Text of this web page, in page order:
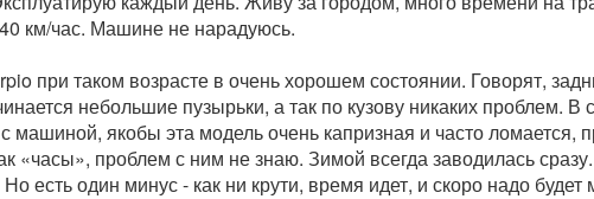
км/час. Машине не нарадуюсь.
при таком возрасте в очень хорошем состоянии. Говорят,
небольшие пузырьки, а так по кузову никаких проблем. В
машиной, якобы эта модель очень капризная и часто ломается,
«часы», проблем с ним не знаю. Зимой всегда заводилась
есть один минус - как ни крути, время идет, и скоро надо будет